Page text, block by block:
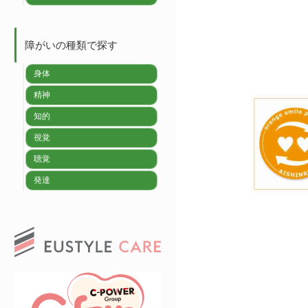
障がいの種類で探す
身体
精神
知的
視覚
聴覚
発達